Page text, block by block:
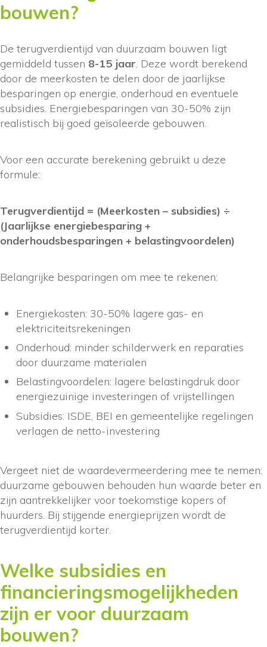
bouwen?
De terugverdientijd van duurzaam bouwen ligt
gemiddeld tussen 8-15 jaar. Deze wordt berekend
door de meerkosten te delen door de jaarlijkse
besparingen op energie, onderhoud en eventuele
subsidies. Energiebesparingen van 30-50% zijn
realistisch bij goed geïsoleerde gebouwen.
Voor een accurate berekening gebruikt u deze
formule:
Terugverdientijd = (Meerkosten – subsidies) ÷
(Jaarlijkse energiebesparing +
onderhoudsbesparingen + belastingvoordelen)
Belangrijke besparingen om mee te rekenen:
Energiekosten: 30-50% lagere gas- en
elektriciteitsrekeningen
Onderhoud: minder schilderwerk en reparaties
door duurzame materialen
Belastingvoordelen: lagere belastingdruk door
energiezuinige investeringen of vrijstellingen
Subsidies: ISDE, BEI en gemeentelijke regelingen
verlagen de netto-investering
Vergeet niet de waardevermeerdering mee te nemen:
duurzame gebouwen behouden hun waarde beter en
zijn aantrekkelijker voor toekomstige kopers of
huurders. Bij stijgende energieprijzen wordt de
terugverdientijd korter.
Welke subsidies en
financieringsmogelijkheden
zijn er voor duurzaam
bouwen?